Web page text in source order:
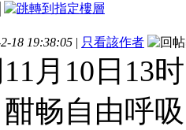
18 19:38:05 | 只看該作者
月10日13
畅自由呼